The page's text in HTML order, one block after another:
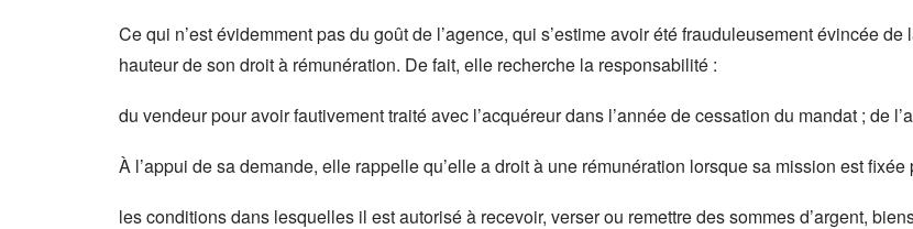
Ce qui n’est évidemment pas du goût de l’agence, qui s’estime avoir été frauduleusement évincée
hauteur de son droit à rémunération. De fait, elle recherche la responsabilité :
du vendeur pour avoir fautivement traité avec l’acquéreur dans l’année de cessation du mandat ; de
À l’appui de sa demande, elle rappelle qu’elle a droit à une rémunération lorsque sa mission est
les conditions dans lesquelles il est autorisé à recevoir, verser ou remettre des sommes d’argent,